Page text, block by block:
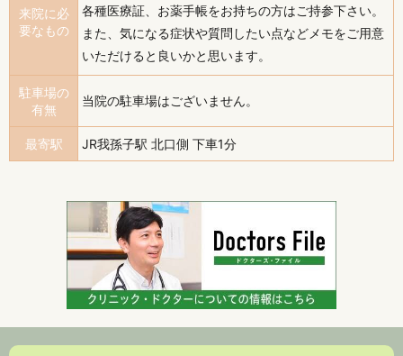
来院に必
要なもの
各種医療証、お薬手帳をお持ちの方はご持参下さい。
また、気になる症状や質問したい点などメモをご用意
いただけると良いかと思います。
駐車場の
有無
当院の駐車場はございません。
最寄駅 JR我孫子駅 北口側 下車1分